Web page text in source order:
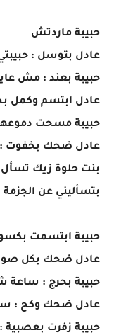
حبيبة ماردتش
عادل بتوسل :
حبيبة بعند : مش
عادل ابتسم وكمل
حبيبة مسحت دموعها
عادل ضحك بخفوت :
بنت حلوة زيك تسأل
بتسأليني عن
حبيبة ابتسمت
عادل ضحك بكل
حبيبة بحرج : ساعة
عادل ضحك وكح :
حبيبة زفرت بعصبية :